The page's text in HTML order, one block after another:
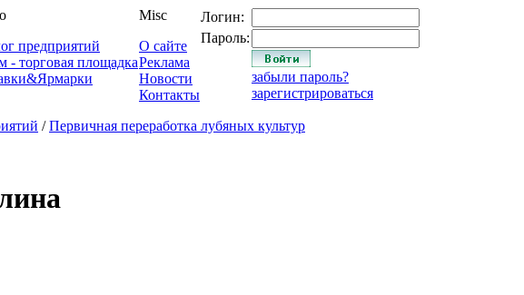
предприятий
- торговая площадка
Misc
О сайте
Реклама
Новости
Контакты
Логин:
Пароль:
забыли пароль?
зарегистрироваться
/Первичная переработка лубяных культур